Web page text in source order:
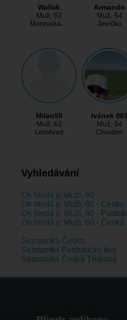
Wallak
Muž, 52
Moravská…
Armando
Muž, 54
Jevíčko
Milan59
Muž, 62
Letohrad
Ivánek 003
Muž, 54
Chrudim
Vyhledávání
On hledá ji: Muži, 60
On hledá ji: Muži, 60 - Česko
On hledá ji: Muži, 60 -
On hledá ji: Muži, 60 - Česká
Seznamka Česko
Seznamka Pardubický kraj
Seznamka Česká Třebová